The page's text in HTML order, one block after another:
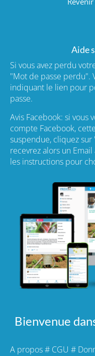
Aide
Si vous avez perdu
"Mot de passe perdu".
indiquant le lien pour
passe.
Avis Facebook: si vous
compte Facebook,
suspendue, cliquez
recevrez alors un
les instructions pour
Bienvenue
A propos# CGU #